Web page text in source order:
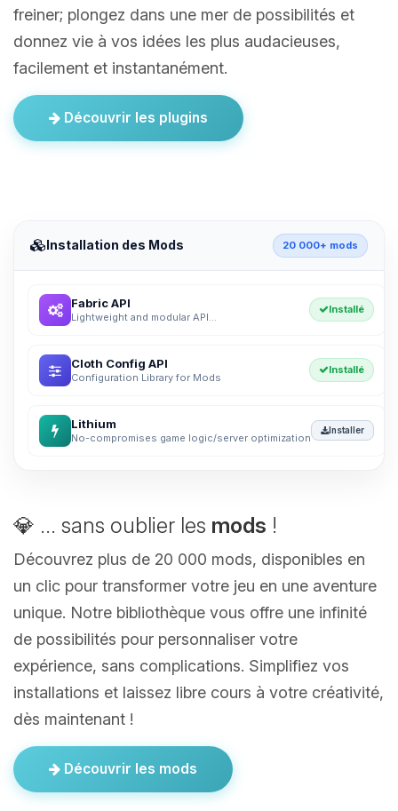
freiner; plongez dans une mer de possibilités et
donnez vie à vos idées les plus audacieuses,
facilement et instantanément.
Découvrir les plugins
Installation des Mods 20 000+ mods
Fabric API
Lightweight and modular API...
Installé
Cloth Config API
Configuration Library for Mods
Installé
Lithium
No-compromises game logic/server optimization
Installer
💎 ... sans oublier les mods !
Découvrez plus de 20 000 mods, disponibles en
un clic pour transformer votre jeu en une aventure
unique. Notre bibliothèque vous offre une infinité
de possibilités pour personnaliser votre
expérience, sans complications. Simplifiez vos
installations et laissez libre cours à votre créativité,
dès maintenant !
Découvrir les mods